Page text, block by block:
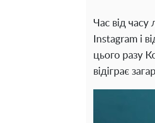
Час від часу
Instagram і
цього разу
відіграє